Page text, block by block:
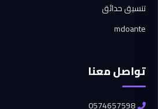
تنسيق حدائق
mdoante
تواصل معنا
0574657598